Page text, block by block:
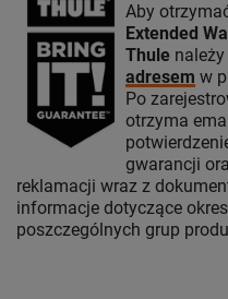
Aby
Extended
Thule
adresem w
Po
otrzyma
gwarancji
reklamacji wraz z
informacje dotyczące
poszczególnych grup